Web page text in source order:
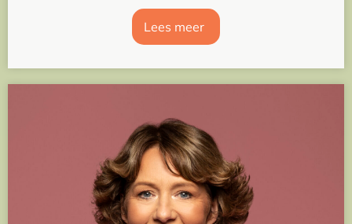
Lees meer